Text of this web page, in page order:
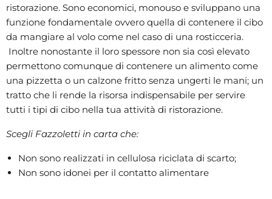
ristorazione. Sono economici, monouso e sviluppano una
funzione fondamentale ovvero quella di contenere il cibo
da mangiare al volo come nel caso di una rosticceria.
Inoltre nonostante il loro spessore non sia così elevato
permettono comunque di contenere un alimento come
una pizzetta o un calzone fritto senza ungerti le mani; un
tratto che li rende la risorsa indispensabile per servire
tutti i tipi di cibo nella tua attività di ristorazione.
Scegli Fazzoletti in carta che:
Non sono realizzati in cellulosa riciclata di scarto;
Non sono idonei per il contatto alimentare